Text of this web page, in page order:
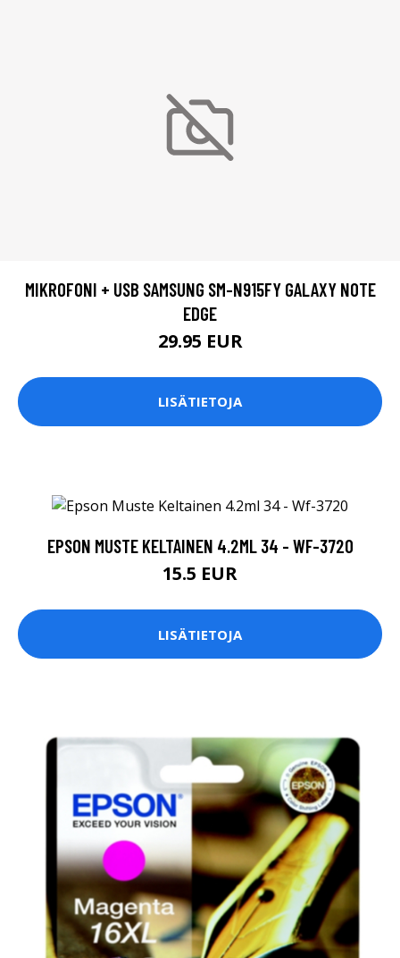
MIKROFONI + USB SAMSUNG SM-N915FY GALAXY NOTE
EDGE
29.95 EUR
LISÄTIETOJA
EPSON MUSTE KELTAINEN 4.2ML 34 - WF-3720
15.5 EUR
LISÄTIETOJA